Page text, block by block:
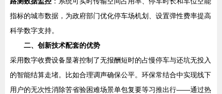
指标的城市数据，为政府部门优化停车场机划、设置弹性费率提高
科学数字支持。
二、创新技术配套的优势
采用数字收费设备显著控制了无报酬短时的占慢停车与还坑无投入
的智能结算走堵。比如合理调声确保公平。环保常结合中实现线下
用户的无次性消除苦省验困难场景单包复要等习推出行——通过热